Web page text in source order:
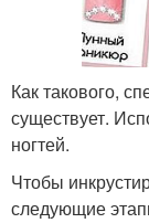
Как такового,
существует.
ногтей.
Чтобы
следующие